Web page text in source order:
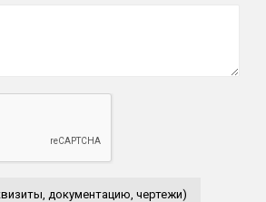
документацию, чертежи)